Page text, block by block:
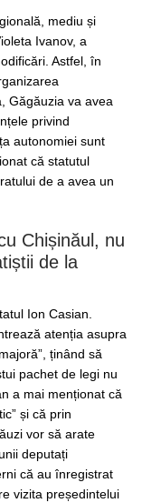
mediu și
Ivanov, a
Astfel, în
Găgăuzia va avea
privind
autonomiei sunt
că statutul
de a avea un
Chișinăul, nu
de la
Ion Casian.
atenția asupra
ținând să
pachet de legi nu
a mai menționat că
și că prin
vor să arate
deputați
că au înregistrat
vizita președintelui